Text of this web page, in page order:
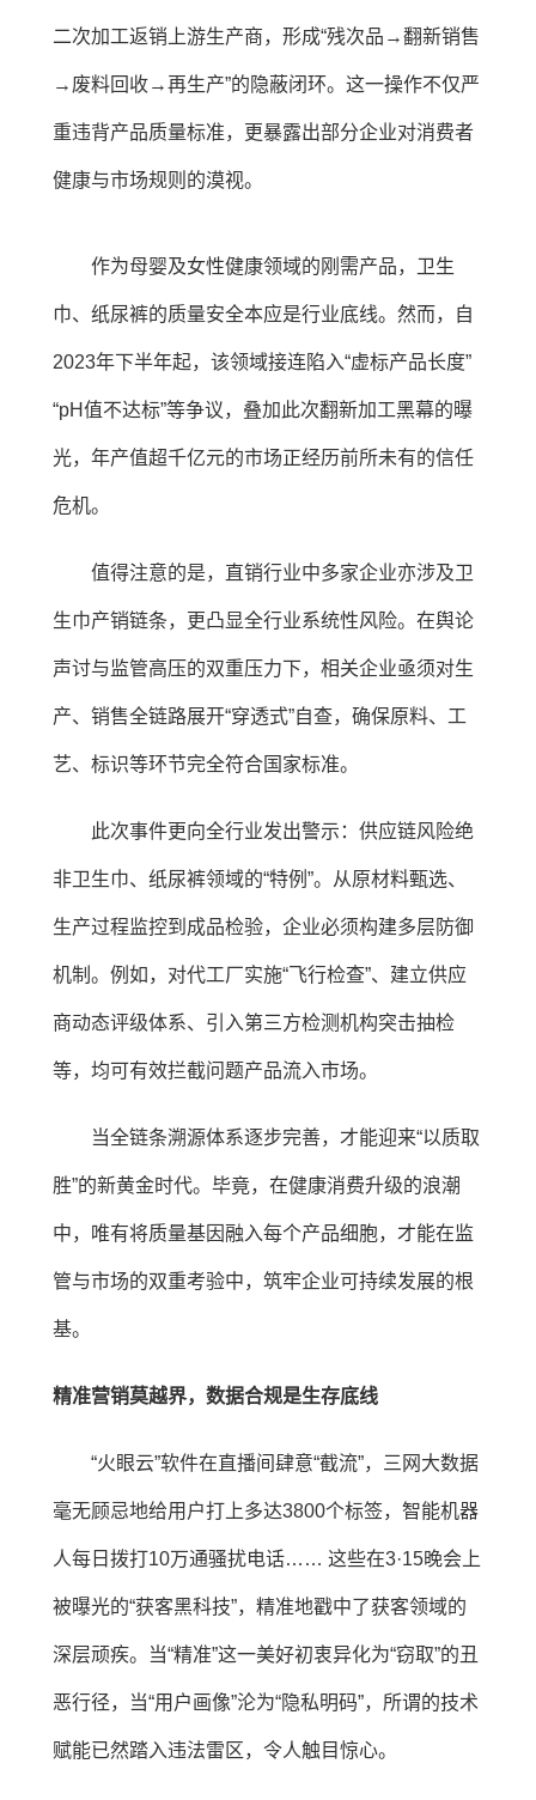
二次加工返销上游生产商，形成“残次品→翻新销售
→废料回收→再生产”的隐蔽闭环。这一操作不仅严
重违背产品质量标准，更暴露出部分企业对消费者
健康与市场规则的漠视。
作为母婴及女性健康领域的刚需产品，卫生
巾、纸尿裤的质量安全本应是行业底线。然而，自
2023年下半年起，该领域接连陷入“虚标产品长度”
“pH值不达标”等争议，叠加此次翻新加工黑幕的曝
光，年产值超千亿元的市场正经历前所未有的信任
危机。
值得注意的是，直销行业中多家企业亦涉及卫
生巾产销链条，更凸显全行业系统性风险。在舆论
声讨与监管高压的双重压力下，相关企业亟须对生
产、销售全链路展开“穿透式”自查，确保原料、工
艺、标识等环节完全符合国家标准。
此次事件更向全行业发出警示：供应链风险绝
非卫生巾、纸尿裤领域的“特例”。从原材料甄选、
生产过程监控到成品检验，企业必须构建多层防御
机制。例如，对代工厂实施“飞行检查”、建立供应
商动态评级体系、引入第三方检测机构突击抽检
等，均可有效拦截问题产品流入市场。
当全链条溯源体系逐步完善，才能迎来“以质取
胜”的新黄金时代。毕竟，在健康消费升级的浪潮
中，唯有将质量基因融入每个产品细胞，才能在监
管与市场的双重考验中，筑牢企业可持续发展的根
基。
精准营销莫越界，数据合规是生存底线
“火眼云”软件在直播间肆意“截流”，三网大数据
毫无顾忌地给用户打上多达3800个标签，智能机器
人每日拨打10万通骚扰电话…… 这些在3·15晚会上
被曝光的“获客黑科技”，精准地戳中了获客领域的
深层顽疾。当“精准”这一美好初衷异化为“窃取”的丑
恶行径，当“用户画像”沦为“隐私明码”，所谓的技术
赋能已然踏入违法雷区，令人触目惊心。